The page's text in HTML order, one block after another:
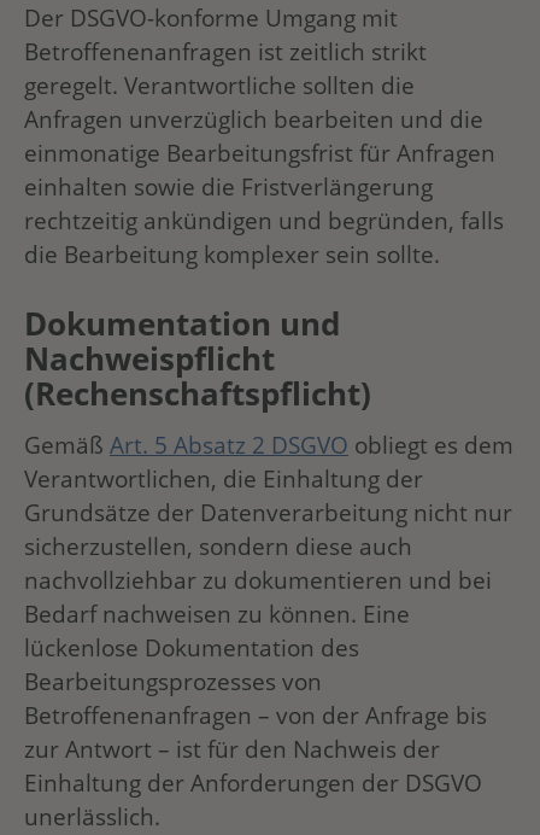
Der DSGVO-konforme Umgang mit
Betroffenenanfragen ist zeitlich strikt
geregelt. Verantwortliche sollten die
Anfragen unverzüglich bearbeiten und die
einmonatige Bearbeitungsfrist für Anfragen
einhalten sowie die Fristverlängerung
rechtzeitig ankündigen und begründen, falls
die Bearbeitung komplexer sein sollte.
Dokumentation und
Nachweispflicht
(Rechenschaftspflicht)
Gemäß Art. 5 Absatz 2 DSGVO obliegt es dem
Verantwortlichen, die Einhaltung der
Grundsätze der Datenverarbeitung nicht nur
sicherzustellen, sondern diese auch
nachvollziehbar zu dokumentieren und bei
Bedarf nachweisen zu können. Eine
lückenlose Dokumentation des
Bearbeitungsprozesses von
Betroffenenanfragen – von der Anfrage bis
zur Antwort – ist für den Nachweis der
Einhaltung der Anforderungen der DSGVO
unerlässlich.